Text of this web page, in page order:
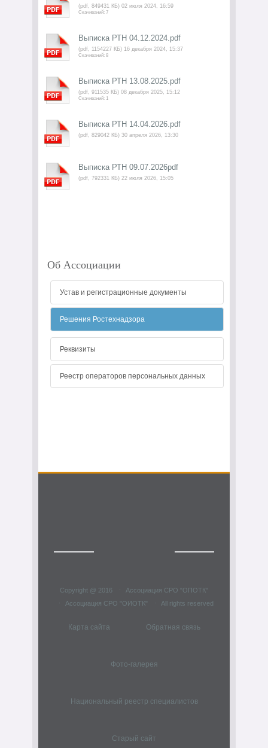
(pdf, 849431 КБ) 02 июля 2024, 16:59
Скачиваний: 7
Выписка РТН 04.12.2024.pdf
(pdf, 1154227 КБ) 16 декабря 2024, 15:37
Скачиваний: 8
Выписка РТН 13.08.2025.pdf
(pdf, 911535 КБ) 08 декабря 2025, 15:12
Скачиваний: 1
Выписка РТН 14.04.2026.pdf
(pdf, 829042 КБ) 30 апреля 2026, 13:30
Выписка РТН 09.07.2026pdf
(pdf, 792331 КБ) 22 июля 2026, 15:05
Об Ассоциации
Устав и регистрационные документы
Решения Ростехнадзора
Реквизиты
Реестр операторов персональных данных
Copyright @ 2016
Ассоциация СРО "ОПОТК"
Ассоциация СРО "ОИОТК"
All rights reserved
Карта сайта Обратная связь
Фото-галерея
Национальный реестр специалистов
Старый сайт